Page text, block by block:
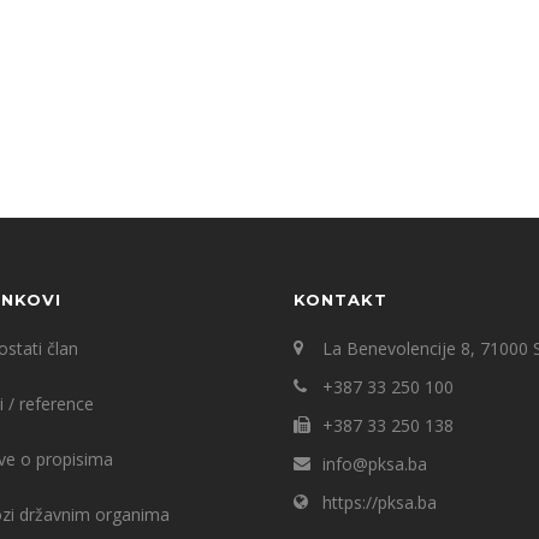
član
/ reference
o propisima
državnim organima
KONTAKT
La Benevolencije 8, 71000
+387 33 250 100
+387 33 250 138
info@pksa.ba
https://pksa.ba